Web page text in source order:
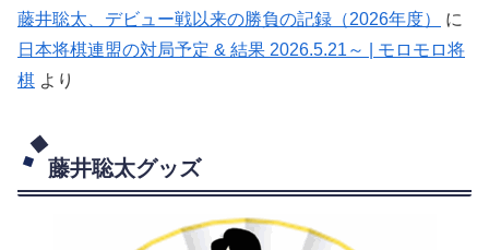
藤井聡太、デビュー戦以来の勝負の記録（2026年度）
に
日本将棋連盟の対局予定 & 結果 2026.5.21～ | モロモロ将
棋 より
藤井聡太グッズ